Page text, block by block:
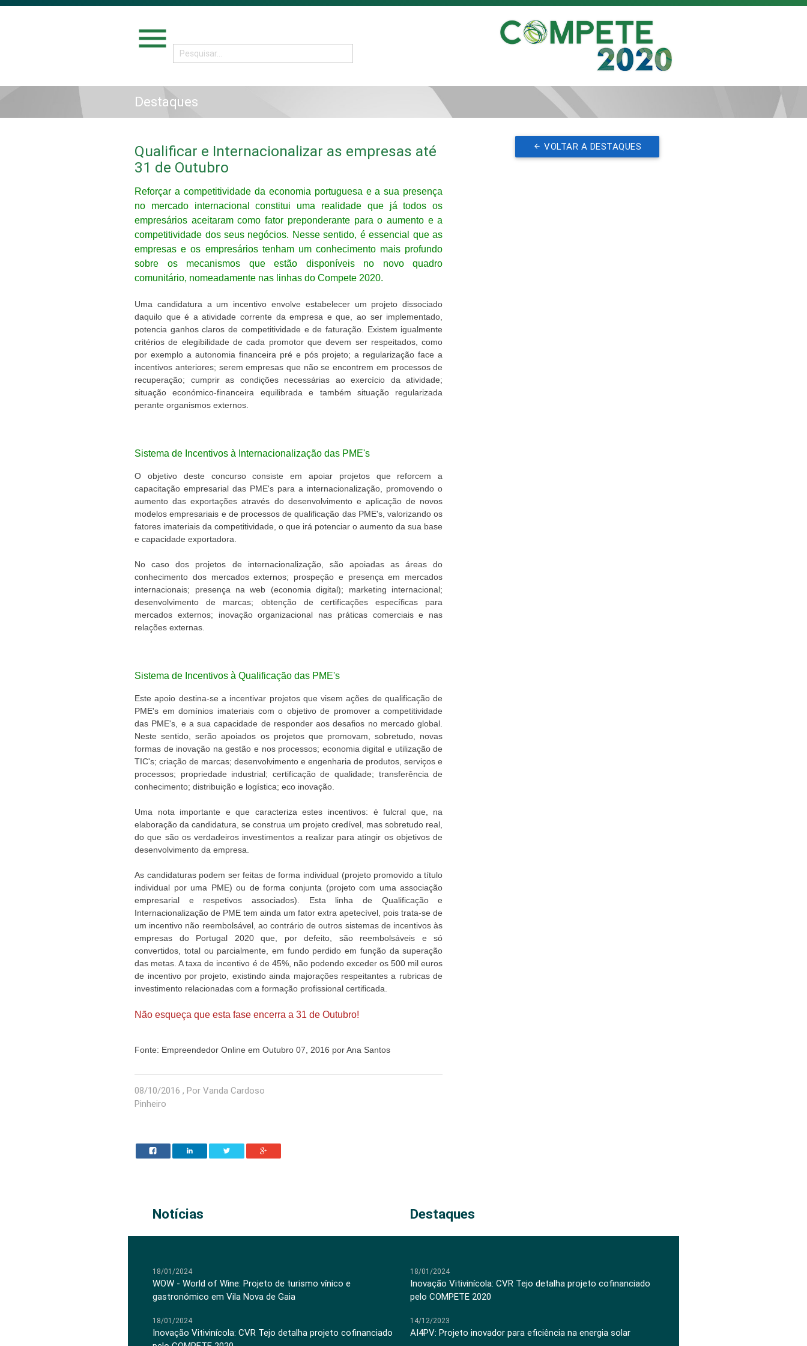
menu
Destaques
Qualificar e Internacionalizar as empresas até
31 de Outubro
Reforçar a competitividade da economia portuguesa e a sua presença
no mercado internacional constitui uma realidade que já todos os
empresários aceitaram como fator preponderante para o aumento e a
competitividade dos seus negócios. Nesse sentido, é essencial que as
empresas e os empresários tenham um conhecimento mais profundo
sobre os mecanismos que estão disponíveis no novo quadro
comunitário, nomeadamente nas linhas do Compete 2020.
Uma candidatura a um incentivo envolve estabelecer um projeto dissociado
daquilo que é a atividade corrente da empresa e que, ao ser implementado,
potencia ganhos claros de competitividade e de faturação. Existem igualmente
critérios de elegibilidade de cada promotor que devem ser respeitados, como
por exemplo a autonomia financeira pré e pós projeto; a regularização face a
incentivos anteriores; serem empresas que não se encontrem em processos de
recuperação; cumprir as condições necessárias ao exercício da atividade;
situação económico-financeira equilibrada e também situação regularizada
perante organismos externos.
Sistema de Incentivos à Internacionalização das PME's
O objetivo deste concurso consiste em apoiar projetos que reforcem a
capacitação empresarial das PME's para a internacionalização, promovendo o
aumento das exportações através do desenvolvimento e aplicação de novos
modelos empresariais e de processos de qualificação das PME's, valorizando os
fatores imateriais da competitividade, o que irá potenciar o aumento da sua base
e capacidade exportadora.
No caso dos projetos de internacionalização, são apoiadas as áreas do
conhecimento dos mercados externos; prospeção e presença em mercados
internacionais; presença na web (economia digital); marketing internacional;
desenvolvimento de marcas; obtenção de certificações específicas para
mercados externos; inovação organizacional nas práticas comerciais e nas
relações externas.
Sistema de Incentivos à Qualificação das PME's
Este apoio destina-se a incentivar projetos que visem ações de qualificação de
PME's em domínios imateriais com o objetivo de promover a competitividade
das PME's, e a sua capacidade de responder aos desafios no mercado global.
Neste sentido, serão apoiados os projetos que promovam, sobretudo, novas
formas de inovação na gestão e nos processos; economia digital e utilização de
TIC's; criação de marcas; desenvolvimento e engenharia de produtos, serviços e
processos; propriedade industrial; certificação de qualidade; transferência de
conhecimento; distribuição e logística; eco inovação.
Uma nota importante e que caracteriza estes incentivos: é fulcral que, na
elaboração da candidatura, se construa um projeto credível, mas sobretudo real,
do que são os verdadeiros investimentos a realizar para atingir os objetivos de
desenvolvimento da empresa.
As candidaturas podem ser feitas de forma individual (projeto promovido a título
individual por uma PME) ou de forma conjunta (projeto com uma associação
empresarial e respetivos associados). Esta linha de Qualificação e
Internacionalização de PME tem ainda um fator extra apetecível, pois trata-se de
um incentivo não reembolsável, ao contrário de outros sistemas de incentivos às
empresas do Portugal 2020 que, por defeito, são reembolsáveis e só
convertidos, total ou parcialmente, em fundo perdido em função da superação
das metas. A taxa de incentivo é de 45%, não podendo exceder os 500 mil euros
de incentivo por projeto, existindo ainda majorações respeitantes a rubricas de
investimento relacionadas com a formação profissional certificada.
Não esqueça que esta fase encerra a 31 de Outubro!
Fonte: Empreendedor Online em Outubro 07, 2016 por Ana Santos
08/10/2016 , Por Vanda Cardoso
Pinheiro
VOLTAR A DESTAQUES
Notícias Destaques
18/01/2024
WOW - World of Wine: Projeto de turismo vínico e
gastronómico em Vila Nova de Gaia
18/01/2024
Inovação Vitivinícola: CVR Tejo detalha projeto cofinanciado
18/01/2024
Inovação Vitivinícola: CVR Tejo detalha projeto cofinanciado
pelo COMPETE 2020
14/12/2023
AI4PV: Projeto inovador para eficiência na energia solar